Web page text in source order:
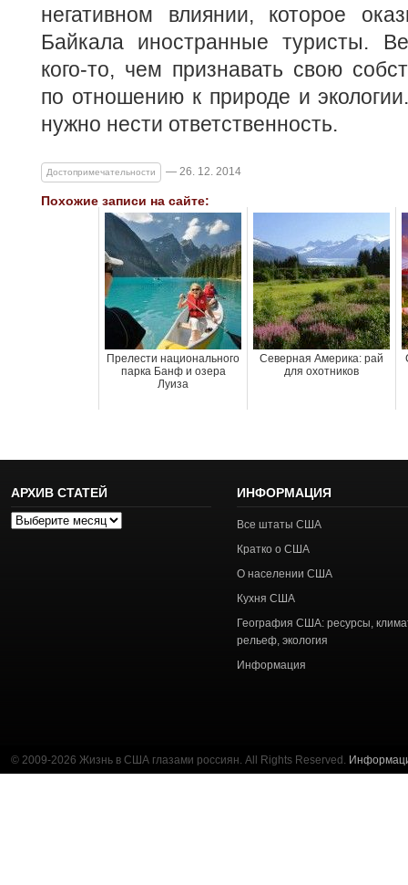
негативном влиянии, которое
Байкала иностранные туристы.
кого-то, чем признавать свою
по отношению к природе и
нужно нести ответственность.
Достопримечательности — 26. 12. 2014
Похожие записи на сайте:
Прелести национального
парка Банф и озера
Луиза
Северная Америка: рай
для охотников
АРХИВ СТАТЕЙ
Архив
ИНФОРМАЦИЯ
Все штаты США
Кратко о США
О населении США
Кухня США
География США: ресурсы,
рельеф, экология
Информация
© 2009-2026 Жизнь в США глазами россиян. All Rights Reserved.